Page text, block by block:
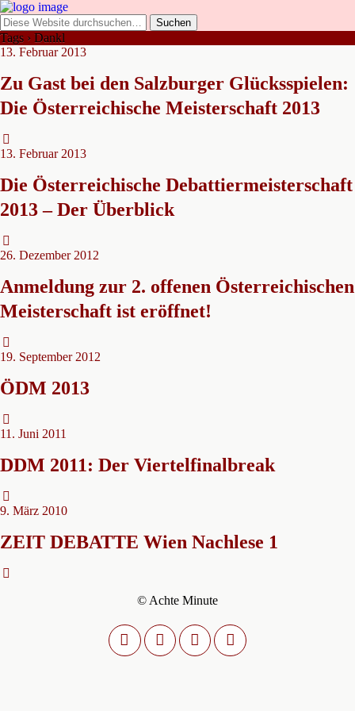
Tags › Dankl
13. Februar 2013
Zu Gast bei den Salzburger Glücksspielen:
Die Österreichische Meisterschaft 2013
13. Februar 2013
Die Österreichische Debattiermeisterschaft
2013 – Der Überblick
26. Dezember 2012
Anmeldung zur 2. offenen Österreichischen
Meisterschaft ist eröffnet!
19. September 2012
ÖDM 2013
11. Juni 2011
DDM 2011: Der Viertelfinalbreak
9. März 2010
ZEIT DEBATTE Wien Nachlese 1
© Achte Minute